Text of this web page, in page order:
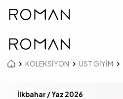
KOLEKSİYON ÜST GİYİM
İlkbahar / Yaz 2026